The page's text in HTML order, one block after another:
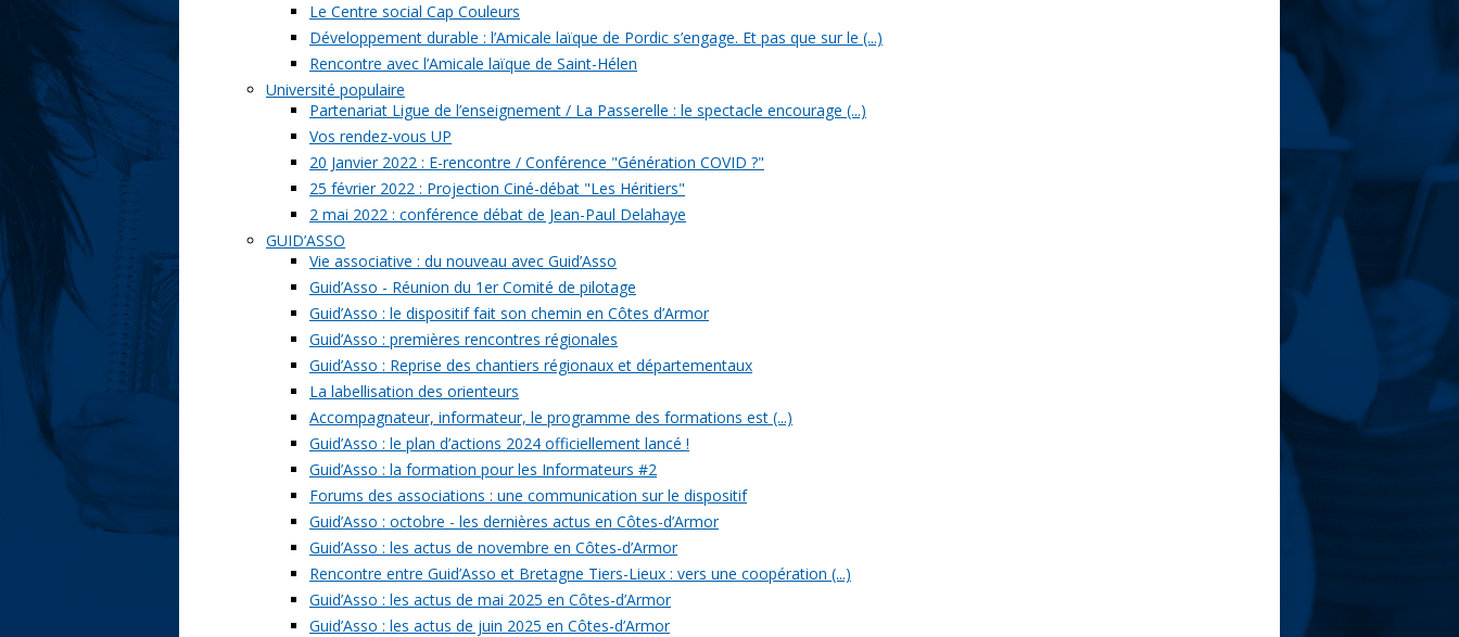
Le Centre social Cap Couleurs
Développement durable : l’Amicale laïque de Pordic s’engage. Et pas que sur le (...)
Rencontre avec l’Amicale laïque de Saint-Hélen
Université populaire
Partenariat Ligue de l’enseignement / La Passerelle : le spectacle encourage (...)
Vos rendez-vous UP
20 Janvier 2022 : E-rencontre / Conférence "Génération COVID ?"
25 février 2022 : Projection Ciné-débat "Les Héritiers"
2 mai 2022 : conférence débat de Jean-Paul Delahaye
GUID’ASSO
Vie associative : du nouveau avec Guid’Asso
Guid’Asso - Réunion du 1er Comité de pilotage
Guid’Asso : le dispositif fait son chemin en Côtes d’Armor
Guid’Asso : premières rencontres régionales
Guid’Asso : Reprise des chantiers régionaux et départementaux
La labellisation des orienteurs
Accompagnateur, informateur, le programme des formations est (...)
Guid’Asso : le plan d’actions 2024 officiellement lancé !
Guid’Asso : la formation pour les Informateurs #2
Forums des associations : une communication sur le dispositif
Guid’Asso : octobre - les dernières actus en Côtes-d’Armor
Guid’Asso : les actus de novembre en Côtes-d’Armor
Rencontre entre Guid’Asso et Bretagne Tiers-Lieux : vers une coopération (...)
Guid’Asso : les actus de mai 2025 en Côtes-d’Armor
Guid’Asso : les actus de juin 2025 en Côtes-d’Armor